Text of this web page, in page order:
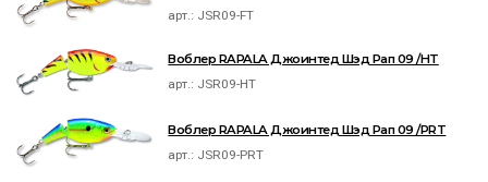
арт.: JSR09-FT
Воблер RAPALA Джоинтед Шэд Рап 09 /HT
арт.: JSR09-HT
Воблер RAPALA Джоинтед Шэд Рап 09 /PRT
арт.: JSR09-PRT